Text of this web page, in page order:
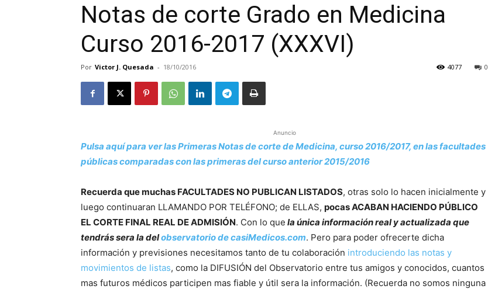
Notas de corte Grado en Medicina
Curso 2016-2017 (XXXVI)
Por Victor J. Quesada - 18/10/2016 0
4077
Anuncio
Pulsa aquí para ver las Primeras Notas de corte de Medicina, curso 2016/2017, en las facultades
públicas comparadas con las primeras del curso anterior 2015/2016
Recuerda que muchas FACULTADES NO PUBLICAN LISTADOS, otras solo lo hacen inicialmente y
luego continuaran LLAMANDO POR TELÉFONO; de ELLAS, pocas ACABAN HACIENDO PÚBLICO
EL CORTE FINAL REAL DE ADMISIÓN. Con lo que la única información real y actualizada que
tendrás sera la delobservatorio de casiMedicos.com. Pero para poder ofrecerte dicha
información y previsiones necesitamos tanto de tu colaboración introduciendo las notas y
movimientos de listas, como la DIFUSIÓN del Observatorio entre tus amigos y conocidos, cuantos
mas futuros médicos participen mas fiable y útil sera la información. (Recuerda no somos ninguna